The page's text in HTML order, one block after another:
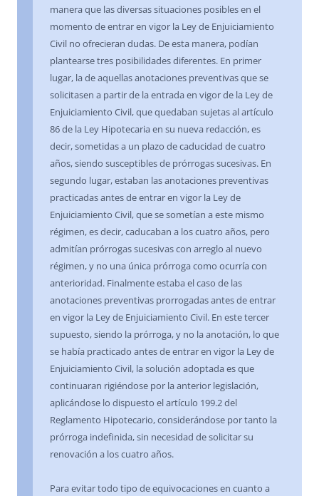
manera que las diversas situaciones posibles en el
momento de entrar en vigor la Ley de Enjuiciamiento
Civil no ofrecieran dudas. De esta manera, podían
plantearse tres posibilidades diferentes. En primer
lugar, la de aquellas anotaciones preventivas que se
solicitasen a partir de la entrada en vigor de la Ley de
Enjuiciamiento Civil, que quedaban sujetas al artículo
86 de la Ley Hipotecaria en su nueva redacción, es
decir, sometidas a un plazo de caducidad de cuatro
años, siendo susceptibles de prórrogas sucesivas. En
segundo lugar, estaban las anotaciones preventivas
practicadas antes de entrar en vigor la Ley de
Enjuiciamiento Civil, que se sometían a este mismo
régimen, es decir, caducaban a los cuatro años, pero
admitían prórrogas sucesivas con arreglo al nuevo
régimen, y no una única prórroga como ocurría con
anterioridad. Finalmente estaba el caso de las
anotaciones preventivas prorrogadas antes de entrar
en vigor la Ley de Enjuiciamiento Civil. En este tercer
supuesto, siendo la prórroga, y no la anotación, lo que
se había practicado antes de entrar en vigor la Ley de
Enjuiciamiento Civil, la solución adoptada es que
continuaran rigiéndose por la anterior legislación,
aplicándose lo dispuesto el artículo 199.2 del
Reglamento Hipotecario, considerándose por tanto la
prórroga indefinida, sin necesidad de solicitar su
renovación a los cuatro años.
Para evitar todo tipo de equivocaciones en cuanto a